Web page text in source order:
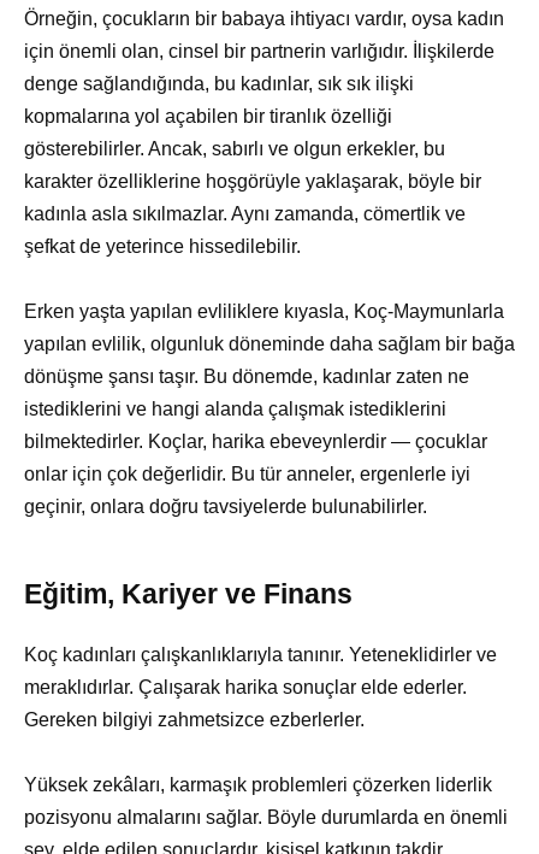
Örneğin, çocukların bir babaya ihtiyacı vardır, oysa kadın
için önemli olan, cinsel bir partnerin varlığıdır. İlişkilerde
denge sağlandığında, bu kadınlar, sık sık ilişki
kopmalarına yol açabilen bir tiranlık özelliği
gösterebilirler. Ancak, sabırlı ve olgun erkekler, bu
karakter özelliklerine hoşgörüyle yaklaşarak, böyle bir
kadınla asla sıkılmazlar. Aynı zamanda, cömertlik ve
şefkat de yeterince hissedilebilir.
Erken yaşta yapılan evliliklere kıyasla, Koç-Maymunlarla
yapılan evlilik, olgunluk döneminde daha sağlam bir bağa
dönüşme şansı taşır. Bu dönemde, kadınlar zaten ne
istediklerini ve hangi alanda çalışmak istediklerini
bilmektedirler. Koçlar, harika ebeveynlerdir — çocuklar
onlar için çok değerlidir. Bu tür anneler, ergenlerle iyi
geçinir, onlara doğru tavsiyelerde bulunabilirler.
Eğitim, Kariyer ve Finans
Koç kadınları çalışkanlıklarıyla tanınır. Yeteneklidirler ve
meraklıdırlar. Çalışarak harika sonuçlar elde ederler.
Gereken bilgiyi zahmetsizce ezberlerler.
Yüksek zekâları, karmaşık problemleri çözerken liderlik
pozisyonu almalarını sağlar. Böyle durumlarda en önemli
şey, elde edilen sonuçlardır, kişisel katkının takdir